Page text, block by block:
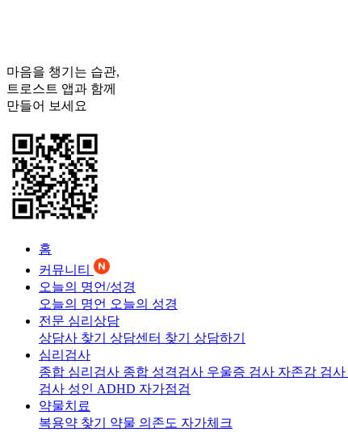
마음을 챙기는 습관,
트로스트 앱과 함께
만들어 보세요
홈
커뮤니티
오늘의 명언/성경
오늘의 명언 오늘의 성경
전문 심리상담
상담사 찾기 상담센터 찾기 상담하기
심리검사
종합 심리검사 종합 성격검사 우울증 검사 자존감 검사
검사 성인 ADHD 자가점검
약물치료
복용약 찾기 약물 의존도 자가체크